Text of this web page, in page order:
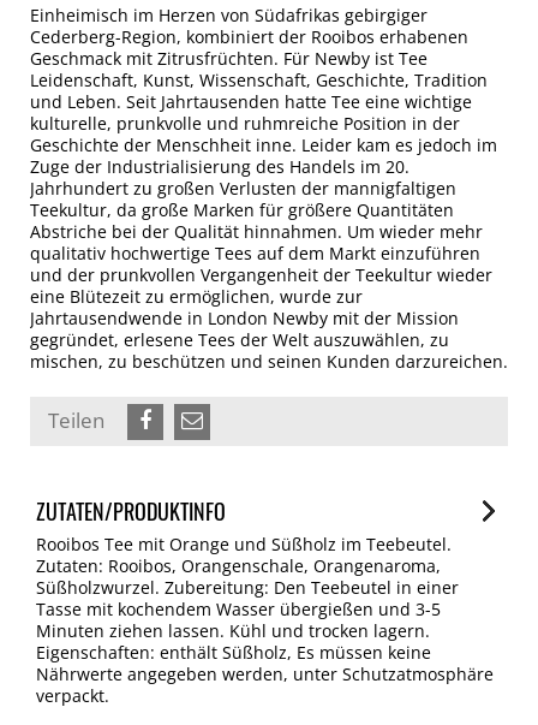
Einheimisch im Herzen von Südafrikas gebirgiger
Cederberg-Region, kombiniert der Rooibos erhabenen
Geschmack mit Zitrusfrüchten. Für Newby ist Tee
Leidenschaft, Kunst, Wissenschaft, Geschichte, Tradition
und Leben. Seit Jahrtausenden hatte Tee eine wichtige
kulturelle, prunkvolle und ruhmreiche Position in der
Geschichte der Menschheit inne. Leider kam es jedoch im
Zuge der Industrialisierung des Handels im 20.
Jahrhundert zu großen Verlusten der mannigfaltigen
Teekultur, da große Marken für größere Quantitäten
Abstriche bei der Qualität hinnahmen. Um wieder mehr
qualitativ hochwertige Tees auf dem Markt einzuführen
und der prunkvollen Vergangenheit der Teekultur wieder
eine Blütezeit zu ermöglichen, wurde zur
Jahrtausendwende in London Newby mit der Mission
gegründet, erlesene Tees der Welt auszuwählen, zu
mischen, zu beschützen und seinen Kunden darzureichen.
Teilen
ZUTATEN/PRODUKTINFO
Rooibos Tee mit Orange und Süßholz im Teebeutel.
Zutaten: Rooibos, Orangenschale, Orangenaroma,
Süßholzwurzel. Zubereitung: Den Teebeutel in einer
Tasse mit kochendem Wasser übergießen und 3-5
Minuten ziehen lassen. Kühl und trocken lagern.
Eigenschaften: enthält Süßholz, Es müssen keine
Nährwerte angegeben werden, unter Schutzatmosphäre
verpackt.